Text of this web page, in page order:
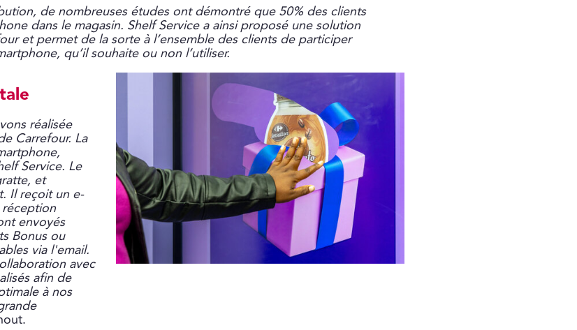
de nombreuses études ont démontré que 50% des clients
dans le magasin. Shelf Service a ainsi proposé une solution
et permet de la sorte à l’ensemble des clients de participer
qu’il souhaite ou non l’utiliser.
réalisée
Carrefour. La
Service. Le
et
Il reçoit un e-
envoyés
Bonus ou
via l'email.
avec
afin de
à nos